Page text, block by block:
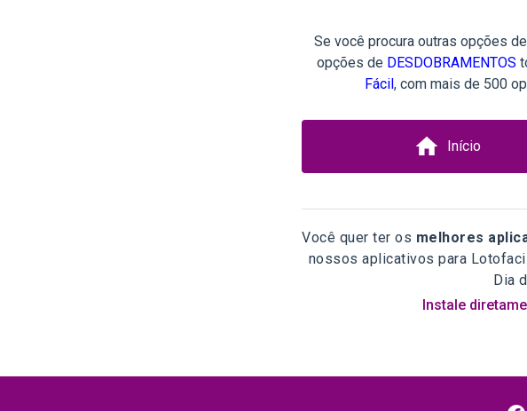
Se você procura outras opções
opções de DESDOBRAMENTOS
Fácil, com mais de 500
Início
Você quer ter os melhores
nossos aplicativos para
Dia
Instale